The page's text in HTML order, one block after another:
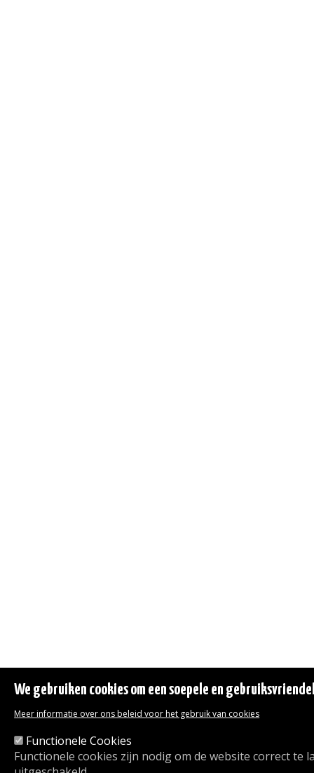
We gebruiken cookies om een soepele en
Meer informatie over ons beleid voor het gebruik van cookies
Functionele Cookies
Functionele cookies zijn nodig om de website correct te